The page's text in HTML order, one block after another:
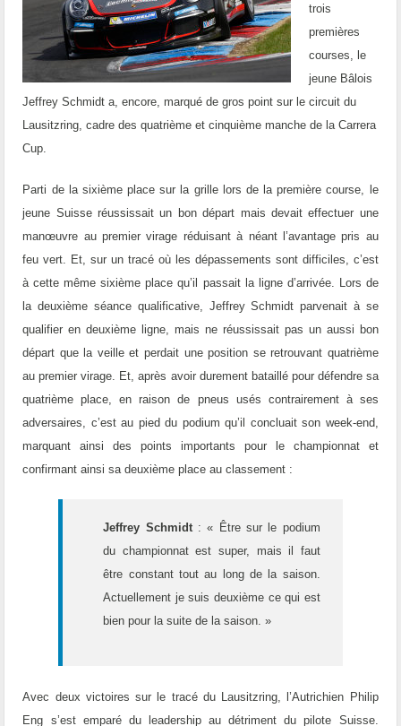
trois
premières
courses, le
jeune Bâlois
Jeffrey Schmidt a, encore, marqué de gros point sur le circuit du
Lausitzring, cadre des quatrième et cinquième manche de la Carrera
Cup.
Parti de la sixième place sur la grille lors de la première course, le
jeune Suisse réussissait un bon départ mais devait effectuer une
manœuvre au premier virage réduisant à néant l’avantage pris au
feu vert. Et, sur un tracé où les dépassements sont difficiles, c’est
à cette même sixième place qu’il passait la ligne d’arrivée. Lors de
la deuxième séance qualificative, Jeffrey Schmidt parvenait à se
qualifier en deuxième ligne, mais ne réussissait pas un aussi bon
départ que la veille et perdait une position se retrouvant quatrième
au premier virage. Et, après avoir durement bataillé pour défendre sa
quatrième place, en raison de pneus usés contrairement à ses
adversaires, c’est au pied du podium qu’il concluait son week-end,
marquant ainsi des points importants pour le championnat et
confirmant ainsi sa deuxième place au classement :
Jeffrey Schmidt : « Être sur le podium
du championnat est super, mais il faut
être constant tout au long de la saison.
Actuellement je suis deuxième ce qui est
bien pour la suite de la saison. »
Avec deux victoires sur le tracé du Lausitzring, l’Autrichien Philip
Eng s’est emparé du leadership au détriment du pilote Suisse.